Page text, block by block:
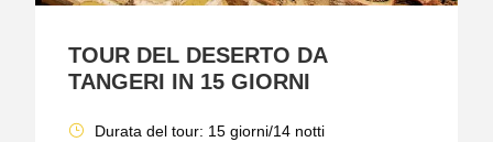
TOUR DEL DESERTO DA
TANGERI IN 15 GIORNI
Durata del tour: 15 giorni/14 notti